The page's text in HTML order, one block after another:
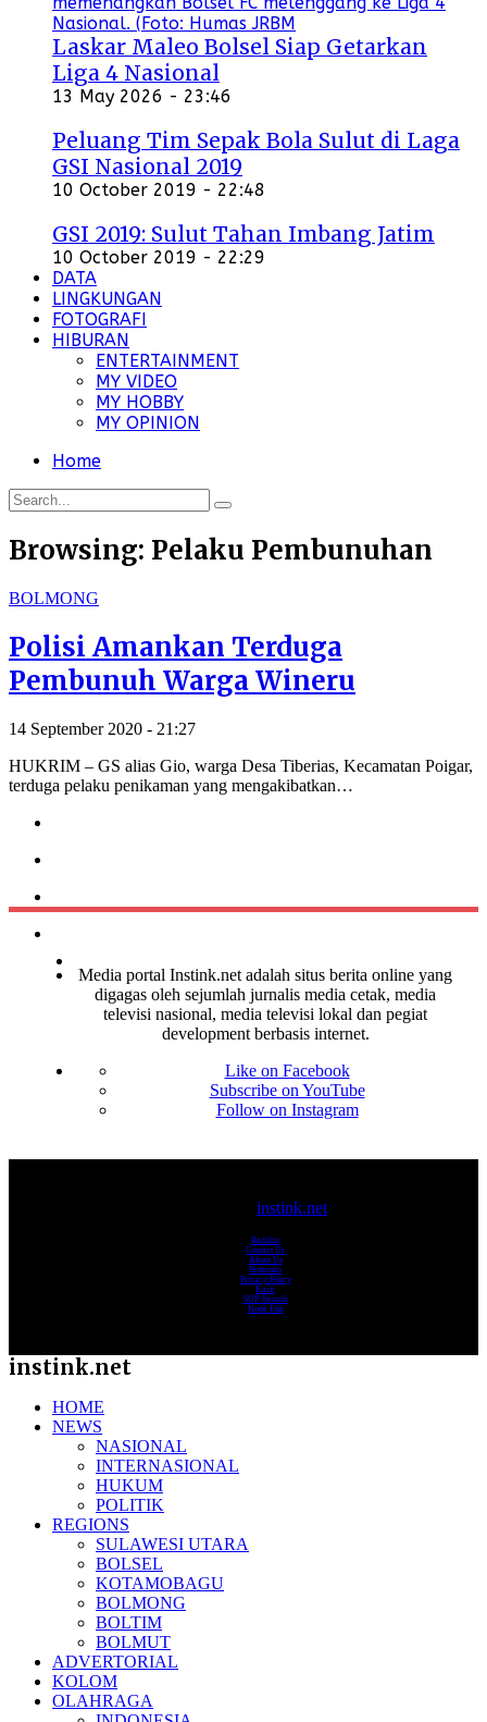
Laskar Maleo Bolsel Siap Getarkan
Liga 4 Nasional
13 May 2026 - 23:46
Peluang Tim Sepak Bola Sulut di Laga
GSI Nasional 2019
10 October 2019 - 22:48
GSI 2019: Sulut Tahan Imbang Jatim
10 October 2019 - 22:29
DATA
LINGKUNGAN
FOTOGRAFI
HIBURAN
ENTERTAINMENT
MY VIDEO
MY HOBBY
MY OPINION
Home
Browsing: Pelaku Pembunuhan
BOLMONG
Polisi Amankan Terduga
Pembunuh Warga Wineru
14 September 2020 - 21:27
HUKRIM – GS alias Gio, warga Desa Tiberias, Kecamatan Poigar,
terduga pelaku penikaman yang mengakibatkan…
Media portal Instink.net adalah situs berita online yang
digagas oleh sejumlah jurnalis media cetak, media
televisi nasional, media televisi lokal dan pegiat
development berbasis internet.
Like on Facebook
Subscribe on YouTube
Follow on Instagram
instink.net
Redaksi
Contact Us
About Us
Pedoman
Privacy Policy
Karir
SOP Jurnalis
Kode Etik
instink.net
HOME
NEWS
NASIONAL
INTERNASIONAL
HUKUM
POLITIK
REGIONS
SULAWESI UTARA
BOLSEL
KOTAMOBAGU
BOLMONG
BOLTIM
BOLMUT
ADVERTORIAL
KOLOM
OLAHRAGA